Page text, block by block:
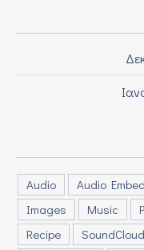
Audio Audio Embed
Images
Music
Recipe
SoundCloud